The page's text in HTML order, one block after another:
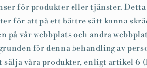
för produkter eller tjänster.
för att på ett bättre sätt kunna
på vår webbplats och andra
för denna behandling av
sälja våra produkter, enligt artikel 6